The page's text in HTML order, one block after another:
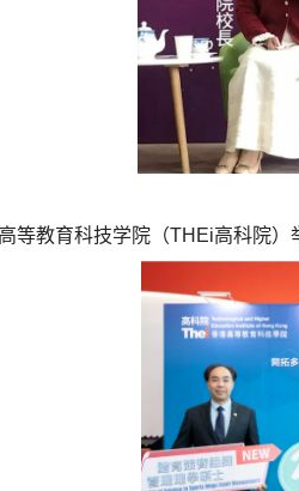
等教育科技学院（THEi高科院）